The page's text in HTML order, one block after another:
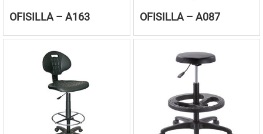
OFISILLA – A163 OFISILLA – A087